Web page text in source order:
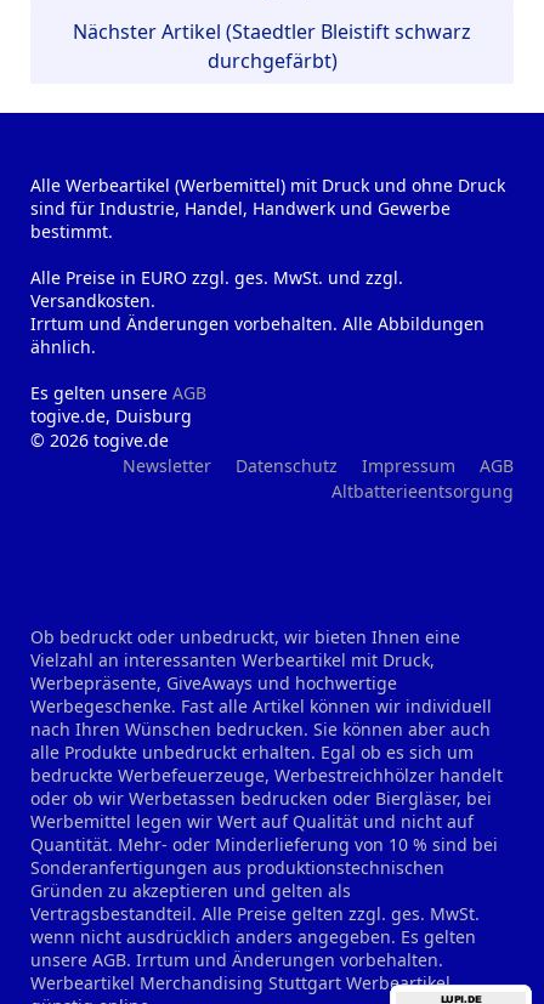
Nächster Artikel (Staedtler Bleistift schwarz
durchgefärbt)
Alle Werbeartikel (Werbemittel) mit Druck und ohne Druck
sind für Industrie, Handel, Handwerk und Gewerbe
bestimmt.
Alle Preise in EURO zzgl. ges. MwSt. und zzgl.
Versandkosten.
Irrtum und Änderungen vorbehalten. Alle Abbildungen
ähnlich.
Es gelten unsere AGB
togive.de, Duisburg
© 2026 togive.de
Newsletter
Datenschutz Impressum
AGB
Altbatterieentsorgung
Ob bedruckt oder unbedruckt, wir bieten Ihnen eine
Vielzahl an interessanten Werbeartikel mit Druck,
Werbepräsente, GiveAways und hochwertige
Werbegeschenke. Fast alle Artikel können wir individuell
nach Ihren Wünschen bedrucken. Sie können aber auch
alle Produkte unbedruckt erhalten. Egal ob es sich um
bedruckte Werbefeuerzeuge, Werbestreichhölzer handelt
oder ob wir Werbetassen bedrucken oder Biergläser, bei
Werbemittel legen wir Wert auf Qualität und nicht auf
Quantität. Mehr- oder Minderlieferung von 10 % sind bei
Sonderanfertigungen aus produktionstechnischen
Gründen zu akzeptieren und gelten als
Vertragsbestandteil. Alle Preise gelten zzgl. ges. MwSt.
wenn nicht ausdrücklich anders angegeben. Es gelten
unsere AGB. Irrtum und Änderungen vorbehalten.
Werbeartikel Merchandising Stuttgart Werbeartikel